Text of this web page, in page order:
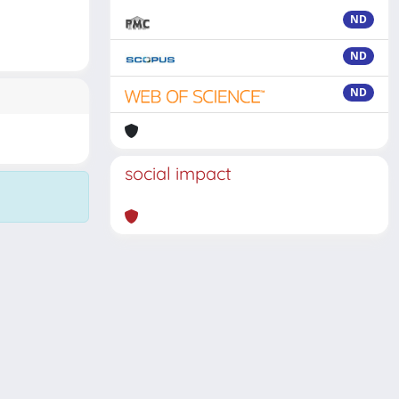
ND
ND
ND
social impact